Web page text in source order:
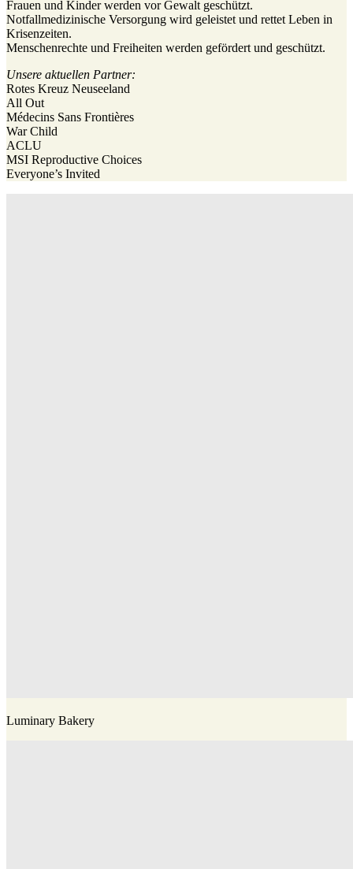
Frauen und Kinder werden vor Gewalt geschützt.
Notfallmedizinische Versorgung wird geleistet und rettet Leben in
Krisenzeiten.
Menschenrechte und Freiheiten werden gefördert und geschützt.
Unsere aktuellen Partner:
Rotes Kreuz Neuseeland
All Out
Médecins Sans Frontières
War Child
ACLU
MSI Reproductive Choices
Everyone’s Invited
Luminary Bakery